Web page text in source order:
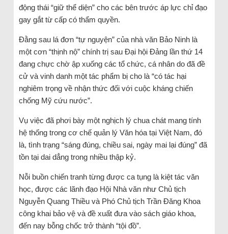
động thái “giữ thể diện” cho các bên trước áp lực chỉ đạo
gay gắt từ cấp có thẩm quyền.
Đằng sau lá đơn “tự nguyện” của nhà văn Bảo Ninh là
một cơn “thịnh nộ” chính trị sau Đại hội Đảng lần thứ 14
đang chực chờ ập xuống các tổ chức, cá nhân do đã đề
cử và vinh danh một tác phẩm bị cho là “có tác hại
nghiêm trọng về nhận thức đối với cuộc kháng chiến
chống Mỹ cứu nước”.
Vụ việc đã phơi bày một nghịch lý chua chát mang tính
hệ thống trong cơ chế quản lý Văn hóa tại Việt Nam, đó
là, tình trạng “sáng đúng, chiều sai, ngày mai lại đúng” đã
tồn tại dai dẳng trong nhiều thập kỷ.
Nỗi buồn chiến tranh từng được ca tụng là kiệt tác văn
học, được các lãnh đạo Hội Nhà văn như Chủ tịch
Nguyễn Quang Thiều và Phó Chủ tịch Trần Đăng Khoa
công khai bảo vệ và đề xuất đưa vào sách giáo khoa,
đến nay bỗng chốc trở thành “tội đồ”.